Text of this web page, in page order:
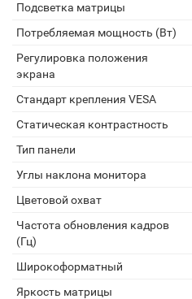
Подсветка матрицы
Потребляемая мощность (Вт)
Регулировка положения
экрана
Стандарт крепления VESA
Статическая контрастность
Тип панели
Углы наклона монитора
Цветовой охват
Частота обновления кадров
(Гц)
Широкоформатный
Яркость матрицы